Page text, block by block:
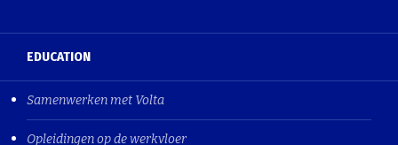
EDUCATION
Samenwerken met Volta
Opleidingen op de werkvloer